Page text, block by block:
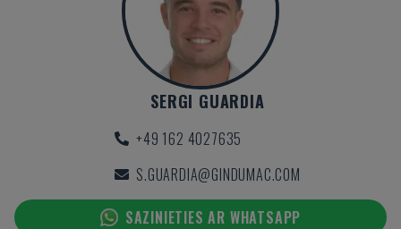
SERGI GUARDIA
+49 162 4027635
S.GUARDIA@GINDUMAC.COM
SAZINIETIES AR WHATSAPP